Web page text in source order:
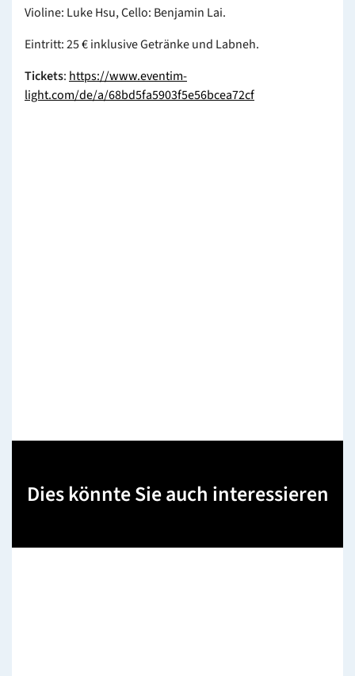
Violine: Luke Hsu, Cello: Benjamin Lai.
Eintritt: 25 € inklusive Getränke und Labneh.
Tickets: https://www.eventim-
light.com/de/a/68bd5fa5903f5e56bcea72cf
Dies könnte Sie auch interessieren